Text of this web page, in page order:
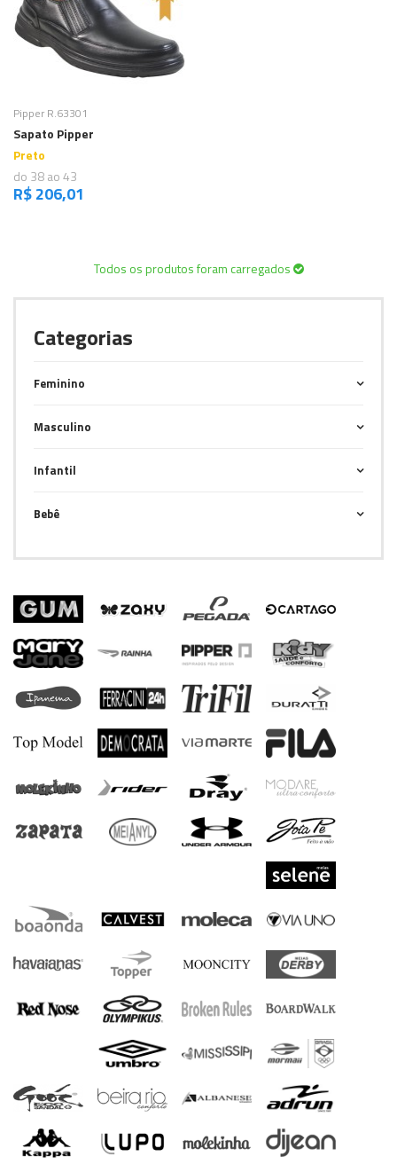
Comprar
Pipper R.63301
Sapato Pipper
Preto
do 38 ao 43
R$ 206,01
Todos os produtos foram carregados
Categorias
Feminino
Masculino
Infantil
Bebê